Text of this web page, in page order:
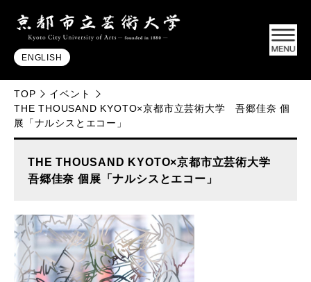
ENGLISH
TOP
イベント
THE THOUSAND KYOTO×京都市立芸術大学 吾郷佳奈 個
展「ナルシスとエコー」
THE THOUSAND KYOTO×京都市立芸術大学
吾郷佳奈 個展「ナルシスとエコー」